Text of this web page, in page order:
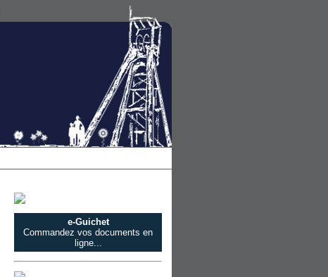
e-Guichet
Commandez vos documents en
ligne...